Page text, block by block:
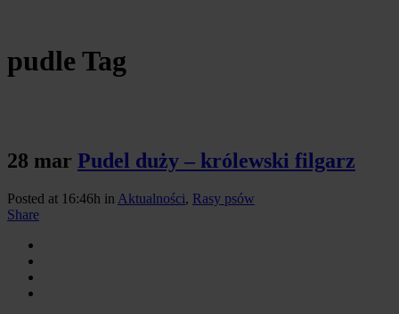
pudle Tag
28 mar Pudel duży – królewski filgarz
Posted at 16:46h in Aktualności, Rasy psów
Share